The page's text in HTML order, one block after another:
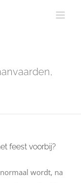
feest voorbij?
wordt, na